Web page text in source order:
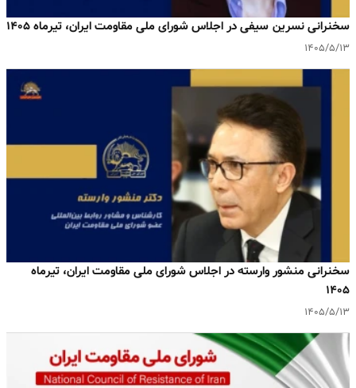
سخنرانی نسرین سیفی در اجلاس شورای ملی مقاومت ایران، تیرماه ۱۴۰۵
۱۴۰۵/۵/۱۳
سخنرانی منشور وارسته در اجلاس شورای ملی مقاومت ایران، تیرماه
۱۴۰۵
۱۴۰۵/۵/۱۳